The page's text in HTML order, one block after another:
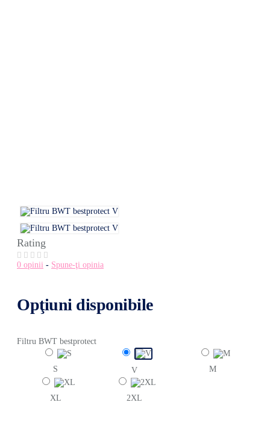
Rating
0 opinii - Spune-ţi opinia
Opţiuni disponibile
Filtru BWT bestprotect
S V M
XL 2XL